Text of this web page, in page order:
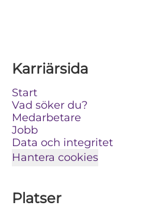
Karriärsida
Start
Vad söker du?
Medarbetare
Jobb
Data och integritet
Hantera cookies
Platser